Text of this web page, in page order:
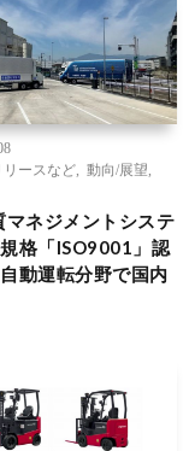
リースなど
動向/展望
ネジメントシステ
格「ISO9001」認
動運転分野で国内